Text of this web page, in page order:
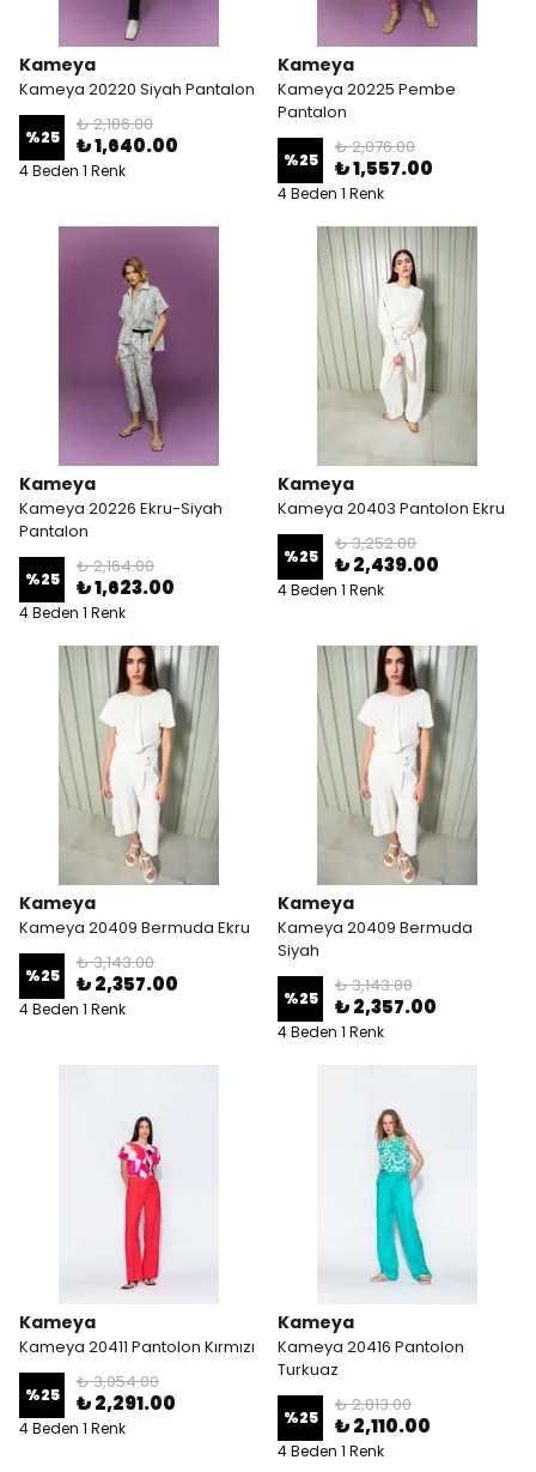
Kameya
Kameya 20220 Siyah Pantalon
%25
₺ 2,186.00
₺ 1,640.00
4 Beden 1 Renk
Kameya
Kameya 20225 Pembe
Pantalon
%25
₺ 2,076.00
₺ 1,557.00
4 Beden 1 Renk
Kameya
Kameya 20226 Ekru-Siyah
Pantalon
%25
₺ 2,164.00
₺ 1,623.00
4 Beden 1 Renk
Kameya
Kameya 20403 Pantolon Ekru
%25
₺ 3,252.00
₺ 2,439.00
4 Beden 1 Renk
Kameya
Kameya 20409 Bermuda Ekru
%25
₺ 3,143.00
₺ 2,357.00
4 Beden 1 Renk
Kameya
Kameya 20409 Bermuda
Siyah
%25
₺ 3,143.00
₺ 2,357.00
4 Beden 1 Renk
Kameya
Kameya 20411 Pantolon Kırmızı
%25
₺ 3,054.00
₺ 2,291.00
4 Beden 1 Renk
Kameya
Kameya 20416 Pantolon
Turkuaz
%25
₺ 2,813.00
₺ 2,110.00
4 Beden 1 Renk